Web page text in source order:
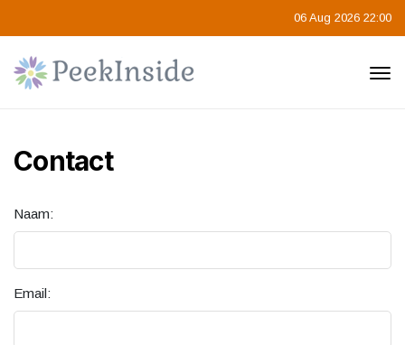
06 Aug 2026 22:00
Contact
Naam:
Email: